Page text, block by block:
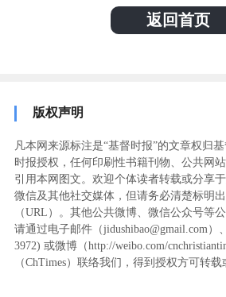
返回首页
版权声明
凡本网来源标注是“基督时报”的文章权归
时报授权，任何印刷性书籍刊物、公共网
引用本网图文。欢迎个体读者转载或分享
微信及其他社交媒体，但请务必清楚标明
（URL）。其他公共微博、微信公众号等
请通过电子邮件（jidushibao@gmail.com）
3972) ‬或微博（http://weibo.com/
（ChTimes）联络我们，得到授权方可转载